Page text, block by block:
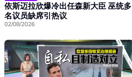
依斯迈拉欣爆冷出任森新大臣 巫统多
名议员缺席引热议
02/08/2026